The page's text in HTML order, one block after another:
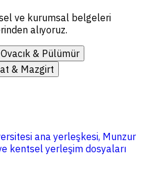
ve kurumsal belgeleri
alıyoruz.
Ovacık & Pülümür
& Mazgirt
ana yerleşkesi, Munzur
kentsel yerleşim dosyaları